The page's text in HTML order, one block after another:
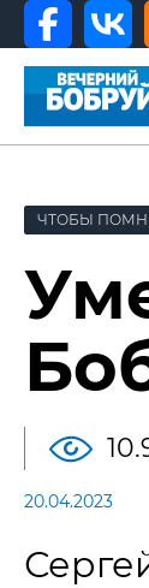
ЧТОБЫ
20.04.2023